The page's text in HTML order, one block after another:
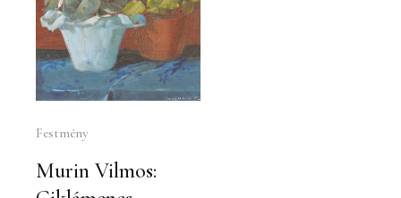
Festmény
Murin Vilmos: